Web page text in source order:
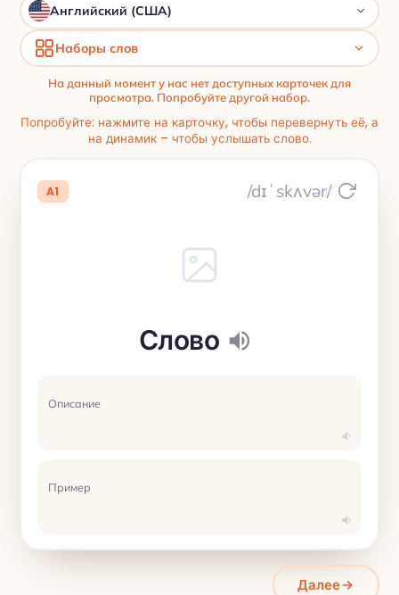
Английский (США)
Наборы слов
На данный момент у нас нет доступных карточек для
просмотра. Попробуйте другой набор.
Попробуйте: нажмите на карточку, чтобы перевернуть её, а
на динамик – чтобы услышать слово.
A1 /dɪˈskʌvər/
Слово
Описание
Пример
Далее